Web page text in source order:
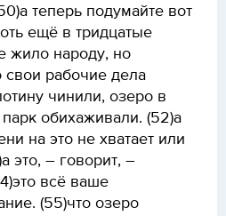
теперь подумайте вот
ещё в тридцатые
жило народу, но
свои рабочие дела
чинили, озеро в
обихаживали. (52)а
на это не хватает или
это, – говорит, –
всё ваше
(55)что озеро